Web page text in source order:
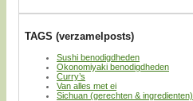
TAGS (verzamelposts)
Sushi benodigdheden
Okonomiyaki benodigdheden
Curry’s
Van alles met ei
Sichuan (gerechten & ingredienten)